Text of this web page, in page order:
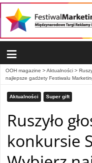
≡
OOH magazine >Aktualności >
najlepsze gadżety Festiwalu
Aktualności Super gift
Ruszyło
konkursie